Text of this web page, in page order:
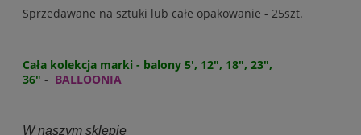
Sprzedawane na sztuki lub całe opakowanie - 25szt.
Cała kolekcja marki - balony 5', 12", 18", 23",
36" - BALLOONIA
W naszym sklepie